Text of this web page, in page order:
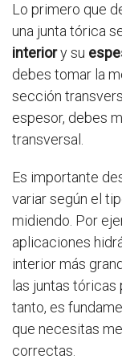
Lo primero que
una junta tórica
interiory su
debes tomar la
sección
espesor, debes
transversal.
Es importante
variar según el
midiendo. Por
aplicaciones
interior más
las juntas
tanto, es
que necesitas
correctas.